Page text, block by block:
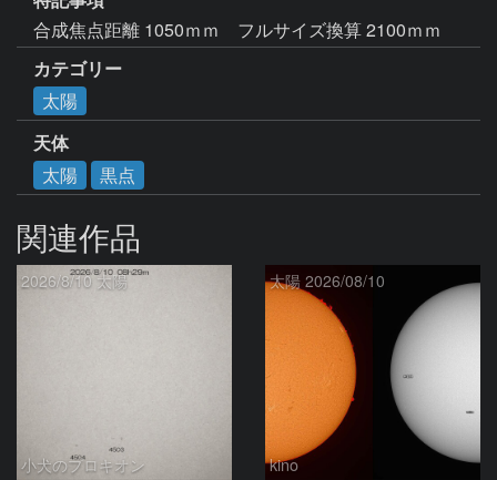
合成焦点距離 1050ｍｍ　フルサイズ換算 2100ｍｍ
カテゴリー
太陽
天体
太陽
黒点
関連作品
2026/8/10 太陽
小犬のプロキオン
太陽 2026/08/10
kino